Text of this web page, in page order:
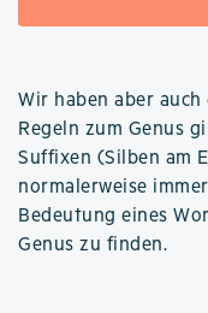
Wir haben aber
Regeln zum Genus
Suffixen (Silben am
normalerweise
Bedeutung eines
Genus zu finden.